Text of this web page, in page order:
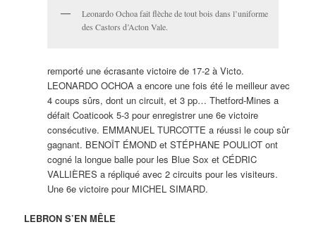
Leonardo Ochoa fait flèche de tout bois dans l’uniforme
des Castors d’Acton Vale.
remporté une écrasante victoire de 17-2 à Victo.
LEONARDO OCHOA a encore une fois été le meilleur avec
4 coups sûrs, dont un circuit, et 3 pp… Thetford-Mines a
défait Coaticook 5-3 pour enregistrer une 6e victoire
consécutive. EMMANUEL TURCOTTE a réussi le coup sûr
gagnant. BENOÎT ÉMOND et STÉPHANE POULIOT ont
cogné la longue balle pour les Blue Sox et CÉDRIC
VALLIÈRES a répliqué avec 2 circuits pour les visiteurs.
Une 6e victoire pour MICHEL SIMARD.
LEBRON S’EN MÊLE